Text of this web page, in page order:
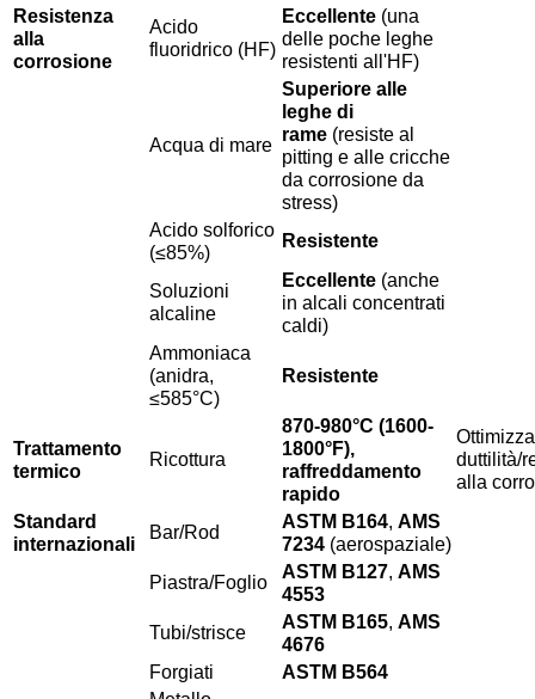
Resistenza
alla
corrosione
Acido
fluoridrico (HF)
Eccellente (una
delle poche leghe
resistenti all'HF)
Acqua di mare
Superiore alle
leghe di
rame (resiste al
pitting e alle cricche
da corrosione da
stress)
Acido solforico
(≤85%)
Resistente
Soluzioni
alcaline
Eccellente (anche
in alcali concentrati
caldi)
Ammoniaca
(anidra,
≤585°C)
Resistente
Trattamento
termico
Ricottura
870-980°C (1600-
1800°F),
raffreddamento
rapido
duttilità/
alla
Standard
internazionali
Bar/Rod ASTM B164, AMS
7234 (aerospaziale)
Piastra/Foglio
ASTM B127, AMS
4553
Tubi/strisce
ASTM B165, AMS
4676
Forgiati
ASTM B564